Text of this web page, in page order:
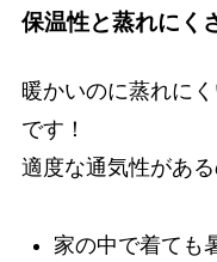
保温性と蒸れにく
暖かいのに蒸れに
です！
適度な通気性がある
家の中で着ても